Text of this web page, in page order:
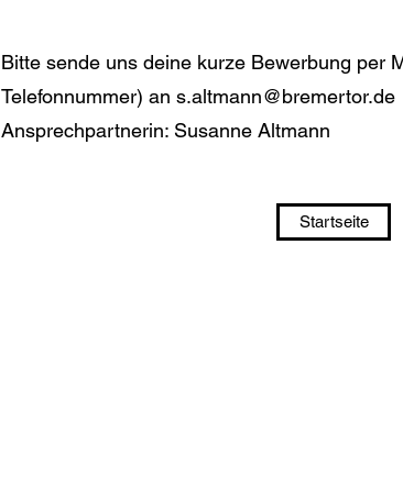
Bitte sende uns deine kurze Bewerbung per
Telefonnummer) an s.altmann@bremertor.de
Ansprechpartnerin: Susanne Altmann
Startseite